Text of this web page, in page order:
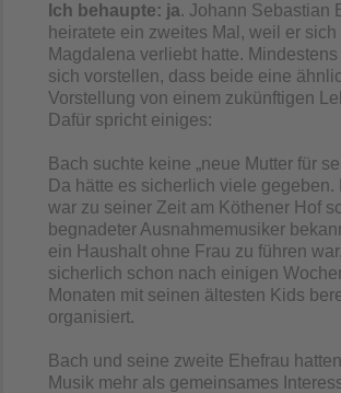
Ich behaupte: ja. Johann Sebastian
heiratete ein zweites Mal, weil er sich
Magdalena verliebt hatte.
sich vorstellen, dass beide eine
Vorstellung von einem zukünftigen
Dafür spricht einiges:
Bach suchte keine „neue Mutter für
Da hätte es sicherlich viele gegeben.
war zu seiner Zeit am Köthener Hof
begnadeter Ausnahmemusiker
ein Haushalt ohne Frau zu führen
sicherlich schon nach einigen
Monaten mit seinen ältesten Kids
organisiert.
Bach und seine zweite Ehefrau
Musik mehr als gemeinsames